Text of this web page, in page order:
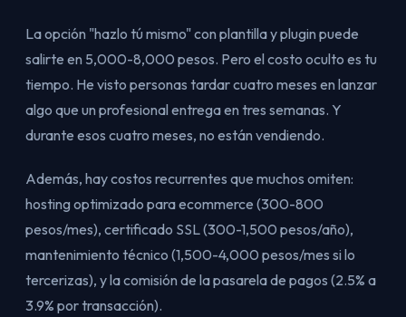
La opción "hazlo tú mismo" con plantilla y plugin puede
salirte en 5,000-8,000 pesos. Pero el costo oculto es tu
tiempo. He visto personas tardar cuatro meses en lanzar
algo que un profesional entrega en tres semanas. Y
durante esos cuatro meses, no están vendiendo.
Además, hay costos recurrentes que muchos omiten:
hosting optimizado para ecommerce (300-800
pesos/mes), certificado SSL (300-1,500 pesos/año),
mantenimiento técnico (1,500-4,000 pesos/mes si lo
tercerizas), y la comisión de la pasarela de pagos (2.5% a
3.9% por transacción).